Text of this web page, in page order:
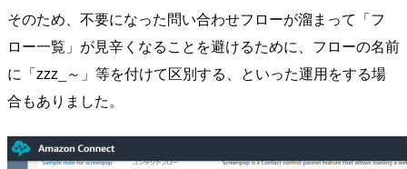
そのため、不要になった問い合わせフローが溜まって「フ
ロー一覧」が見辛くなることを避けるために、フローの名前
に「zzz_～」等を付けて区別する、といった運用をする場
合もありました。